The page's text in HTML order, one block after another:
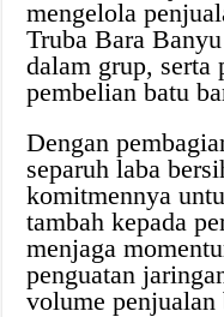
mengelola
Truba Bara
dalam grup, serta
pembelian batu
Dengan
separuh laba
komitmennya
tambah kepada
menjaga
penguatan
volume penjualan